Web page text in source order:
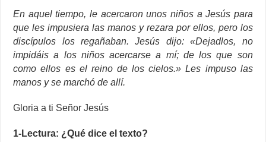
En aquel tiempo, le acercaron unos niños a Jesús para
que les impusiera las manos y rezara por ellos, pero los
discípulos los regañaban. Jesús dijo: «Dejadlos, no
impidáis a los niños acercarse a mí; de los que son
como ellos es el reino de los cielos.» Les impuso las
manos y se marchó de allí.
Gloria a ti Señor Jesús
1-Lectura: ¿Qué dice el texto?